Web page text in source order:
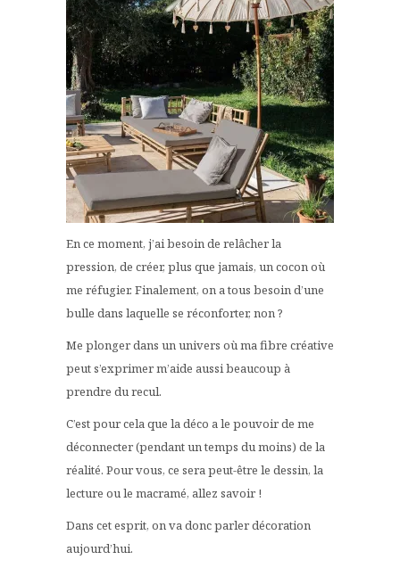
En ce moment, j’ai besoin de relâcher la
pression, de créer, plus que jamais, un cocon où
me réfugier. Finalement, on a tous besoin d’une
bulle dans laquelle se réconforter, non ?
Me plonger dans un univers où ma fibre créative
peut s’exprimer m’aide aussi beaucoup à
prendre du recul.
C’est pour cela que la déco a le pouvoir de me
déconnecter (pendant un temps du moins) de la
réalité. Pour vous, ce sera peut-être le dessin, la
lecture ou le macramé, allez savoir !
Dans cet esprit, on va donc parler décoration
aujourd’hui.